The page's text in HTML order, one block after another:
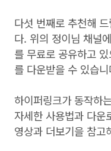
다섯 번째로 추천해
다. 위의 정이님 채널
를 무료로 공유하고
를 다운받을 수 있습
하이퍼링크가 동작하
자세한 사용법과 다운
영상과 더보기을 참고